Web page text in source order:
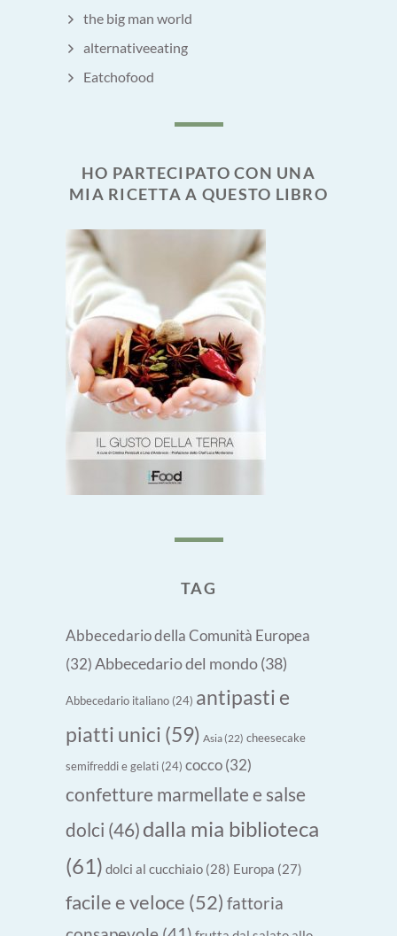
the big man world
alternativeeating
Eatchofood
HO PARTECIPATO CON UNA
MIA RICETTA A QUESTO LIBRO
TAG
Abbecedario della Comunità Europea
(32) Abbecedario del mondo(38)
Abbecedario italiano (24) antipasti e
piatti unici (59) Asia(22) cheesecake
semifreddi e gelati (24) cocco (32)
confetture marmellate e salse
dolci (46) dalla mia biblioteca
(61) dolci al cucchiaio (28) Europa (27)
facile e veloce (52) fattoria